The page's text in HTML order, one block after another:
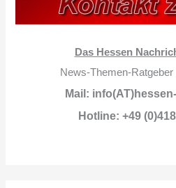
Das Hessen
News-Themen-
Mail:
Hotline: +49